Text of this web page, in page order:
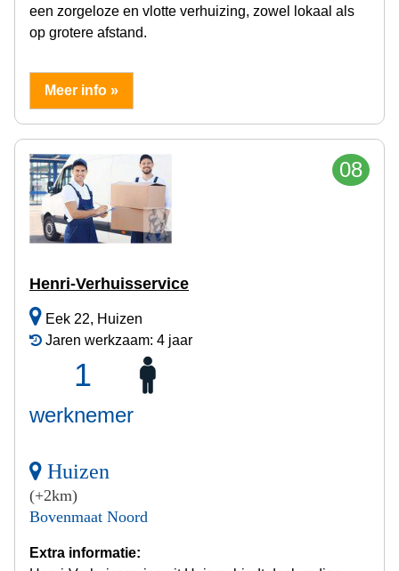
een zorgeloze en vlotte verhuizing, zowel lokaal als
op grotere afstand.
Meer info »
08
Henri-Verhuisservice
Eek 22, Huizen
Jaren werkzaam: 4 jaar
1
werknemer
Huizen
(+2km)
Bovenmaat Noord
Extra informatie: